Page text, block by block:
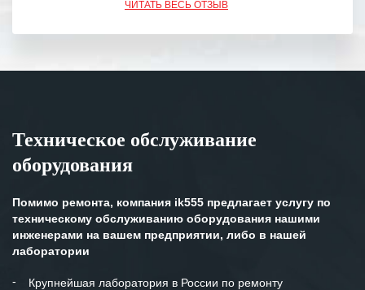
обязательства выполняются в
Особенно хочется отметить высокую
клиентоориентированность
готовность помочь в самых сложных
и доверительные партнерские
ЧИТАТЬ ВЕСЬ ОТЗЫВ
Техническое обслуживание
оборудования
Помимо ремонта, компания ik555 предлагает услугу по
техническому обслуживанию оборудования нашими
инженерами на вашем предприятии, либо в нашей
лаборатории
Крупнейшая лаборатория в России по ремонту